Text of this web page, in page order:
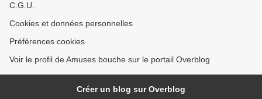
C.G.U.
Cookies et données personnelles
Préférences cookies
Voir le profil de Amuses bouche sur le portail Overblog
Créer un blog sur Overblog